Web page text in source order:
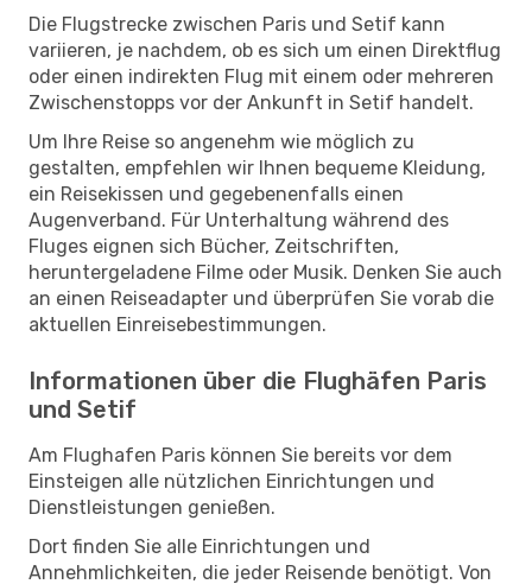
Die Flugstrecke zwischen Paris und Setif kann
variieren, je nachdem, ob es sich um einen Direktflug
oder einen indirekten Flug mit einem oder mehreren
Zwischenstopps vor der Ankunft in Setif handelt.
Um Ihre Reise so angenehm wie möglich zu
gestalten, empfehlen wir Ihnen bequeme Kleidung,
ein Reisekissen und gegebenenfalls einen
Augenverband. Für Unterhaltung während des
Fluges eignen sich Bücher, Zeitschriften,
heruntergeladene Filme oder Musik. Denken Sie auch
an einen Reiseadapter und überprüfen Sie vorab die
aktuellen Einreisebestimmungen.
Informationen über die Flughäfen Paris
und Setif
Am Flughafen Paris können Sie bereits vor dem
Einsteigen alle nützlichen Einrichtungen und
Dienstleistungen genießen.
Dort finden Sie alle Einrichtungen und
Annehmlichkeiten, die jeder Reisende benötigt. Von